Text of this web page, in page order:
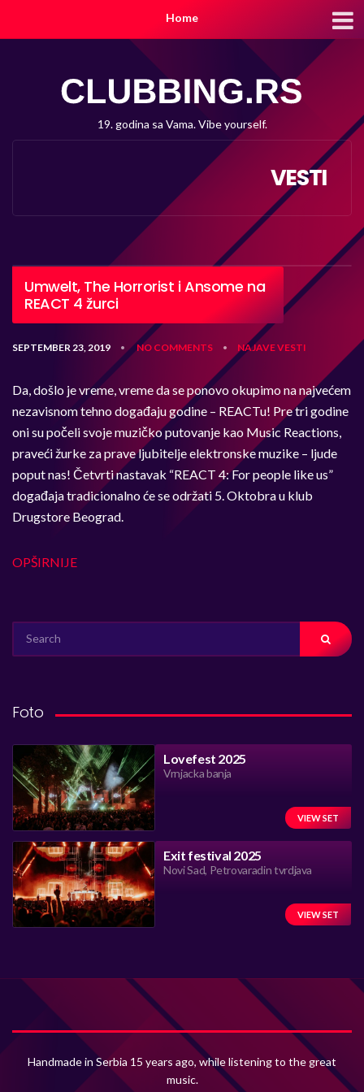
Home
19. godina sa Vama. Vibe yourself.
VESTI
Umwelt, The Horrorist i Ansome na
REACT 4 žurci
SEPTEMBER 23, 2019 • NO COMMENTS • NAJAVEVESTI
Da, došlo je vreme, vreme da se ponovo okupimo na najvećem
nezavisnom tehno događaju godine – REACTu! Pre tri godine
oni su počeli svoje muzičko putovanje kao Music Reactions,
praveći žurke za prave ljubitelje elektronske muzike – ljude
poput nas! Četvrti nastavak “REACT 4: For people like us”
događaja tradicionalno će se održati 5. Oktobra u klub
Drugstore Beograd.
OPŠIRNIJE
FOR:
Foto
Lovefest 2025
Vrnjacka banja
VIEW SET
Exit festival 2025
Novi Sad, Petrovaradin tvrdjava
VIEW SET
Handmade in Serbia 15 years ago, while listening to the great
music.